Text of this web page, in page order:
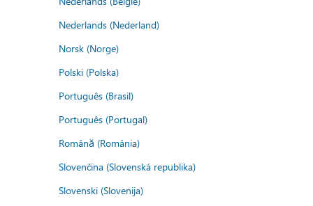
Nederlands (Nederland)
Norsk (Norge)
Polski (Polska)
Português (Brasil)
Português (Portugal)
Română (România)
Slovenčina (Slovenská republika)
Slovenski (Slovenija)